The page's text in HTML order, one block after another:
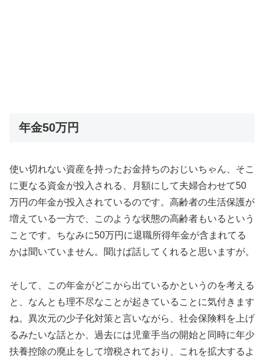
年金50万円
使い切れない資産を持ったお金持ちのおじいちゃん、そこ
に更なる資金が投入される、月額にして夫婦合わせて50
万円の年金が投入されているのです。高齢者の生活保護が
増えている一方で、このような状態の高齢者もいるという
ことです。ちなみに50万円に退職所得年金が含まれてる
かは聞いていません。聞けば話してくれると思いますが。
そして、この年金がどこから出ているかというのを考える
と、なんとも理不尽なことが起きていることに気付きます
ね。異次元の少子化対策と言いながら、社会保険料を上げ
るみたいな話とか、過去には児童手当の開始と同時に年少
扶養控除の廃止をして増税されており、これを拡大するよ